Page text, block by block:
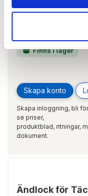
Finns i lager
Skapa konto
Skapa inloggning, bli
se priser,
produktblad, ritningar,
dokument.
Ändlock för